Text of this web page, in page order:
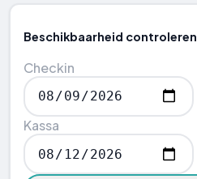
Beschikbaarheid controleren
Checkin
Kassa